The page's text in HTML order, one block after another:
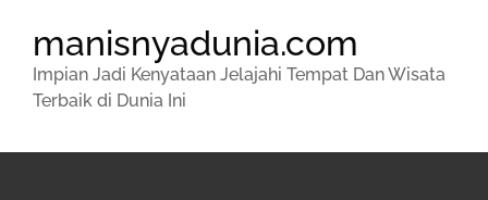
manisnyadunia.com
Impian Jadi Kenyataan Jelajahi Tempat Dan Wisata
Terbaik di Dunia Ini